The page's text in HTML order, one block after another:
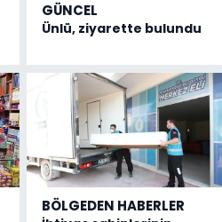
GÜNCEL
Ünlü, ziyarette bulundu
BÖLGEDEN HABERLER